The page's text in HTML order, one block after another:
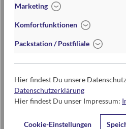
aus Plüsch
Marketing
Komfortfunktionen
Packstation / Postfiliale
Hier findest Du unsere
Datenschutzerklärung
Hier findest Du unser Impressum:
Cookie-Einstellungen